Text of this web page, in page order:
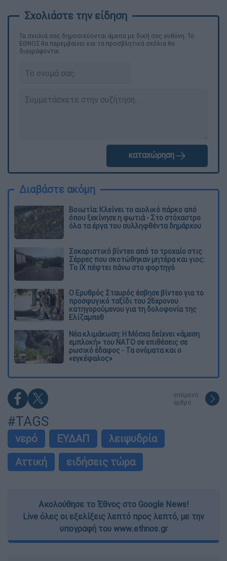
Τα σχολιά σας δημοσιεύονται άμεσα με δική σας ευθύνη. Το
ΕΘΝΟΣ θα παρεμβαίνει και τα προσβλητικά σχόλια θα
διαγράφονται
καταχώρηση
Διαβάστε ακόμη
Βοιωτία: Κλείνει το αιολικό πάρκο από
όπου ξεκίνησε η φωτιά - Στο στόχαστρο
όλα τα έργα του συλληφθέντα δημάρχου
Σοκαριστικό βίντεο από το τροχαίο στις
Σέρρες που σκοτώθηκαν μητέρα και γιος:
Το ΙΧ πέφτει πάνω στο φορτηγό
Ο Ερυθρός Σταυρός έσβησε βίντεο για το
προσφυγικό ταξίδι του 26χρονου
κατηγορούμενου για τη δολοφονία της
Ελίζαμπεθ
Νέα κλιμάκωση: Η Μόσχα δείχνει «άμεση
εμπλοκή» του ΝΑΤΟ σε επιθέσεις σε
ρωσικό έδαφος - Τα ονόματα και ο
«εγκέφαλος»
επόμενο
άρθρο
#TAGS
νερό ΕΥΔΑΠ
λειψυδρία
Αττική
ειδήσεις τώρα
Ακολούθησε το Έθνος στο Google News!
Live όλες οι εξελίξεις λεπτό προς λεπτό, με την
υπογραφή του www.ethnos.gr